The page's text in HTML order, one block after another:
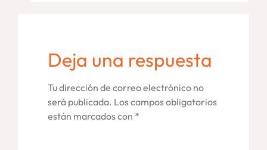
Deja una respuesta
Tu dirección de correo electrónico no
será publicada. Los campos obligatorios
están marcados con *